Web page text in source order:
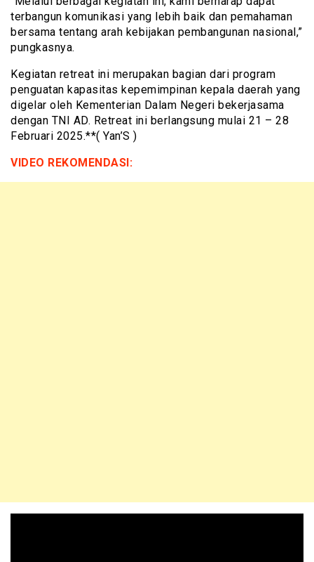
terbangun komunikasi yang lebih baik dan pemahaman
bersama tentang arah kebijakan pembangunan nasional,”
pungkasnya.
Kegiatan retreat ini merupakan bagian dari program
penguatan kapasitas kepemimpinan kepala daerah yang
digelar oleh Kementerian Dalam Negeri bekerjasama
dengan TNI AD. Retreat ini berlangsung mulai 21 – 28
Februari 2025.**( Yan’S )
VIDEO REKOMENDASI: